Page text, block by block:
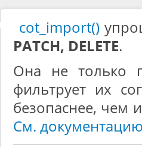
cot_import()
PATCH, DELETE.
Она не только
фильтрует их
безопаснее, чем
См.